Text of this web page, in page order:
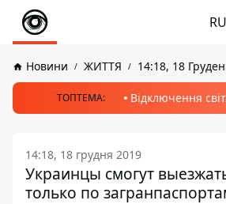
RU
Новини ЖИТТЯ 14:18, 18
ТОПТЕМА: Відключення
14:18, 18 грудня 2019
Украинцы смогут
только по